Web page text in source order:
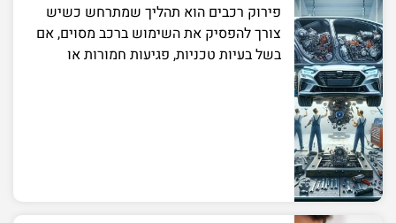
פירוק רכבים הוא תהליך שמתרחש כשיש
צורך להפסיק את השימוש ברכב מסוים, אם
בשל בעיות טכניות, פגיעות חמורות או